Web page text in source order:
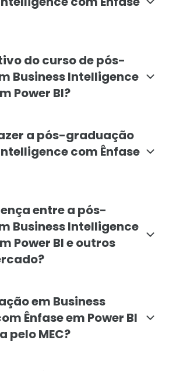
do curso de pós-
Business Intelligence
Power BI?
a pós-graduação
com Ênfase
entre a pós-
Business Intelligence
Power BI e outros
em Business
Ênfase em Power BI
pelo MEC?